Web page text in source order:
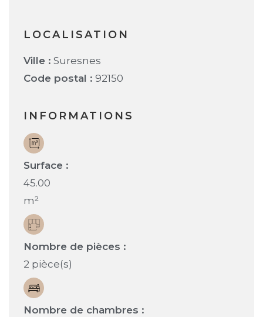
LOCALISATION
Ville : Suresnes
Code postal : 92150
INFORMATIONS
Surface :
45.00
m²
Nombre de pièces :
2 pièce(s)
Nombre de chambres :